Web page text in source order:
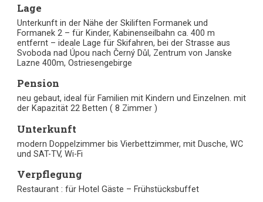
Lage
Unterkunft in der Nähe der Skiliften Formanek und
Formanek 2 – für Kinder, Kabinenseilbahn ca. 400 m
entfernt – ideale Lage für Skifahren, bei der Strasse aus
Svoboda nad Úpou nach Černý Důl, Zentrum von Janske
Lazne 400m, Ostriesengebirge
Pension
neu gebaut, ideal für Familien mit Kindern und Einzelnen. mit
der Kapazität 22 Betten ( 8 Zimmer )
Unterkunft
modern Doppelzimmer bis Vierbettzimmer, mit Dusche, WC
und SAT-TV, Wi-Fi
Verpflegung
Restaurant : für Hotel Gäste – Frühstücksbuffet